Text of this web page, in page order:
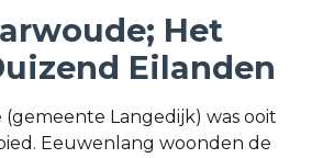
Het
Eilanden
Langedijk) was ooit
Eeuwenlang woonden de